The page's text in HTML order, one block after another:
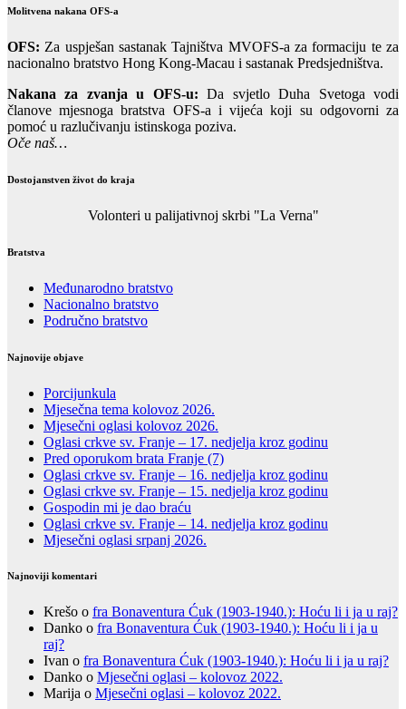
Molitvena nakana OFS-a
OFS: Za uspješan sastanak Tajništva MVOFS-a za formaciju te za
nacionalno bratstvo Hong Kong-Macau i sastanak Predsjedništva.
Nakana za zvanja u OFS-u: Da svjetlo Duha Svetoga vodi
članove mjesnoga bratstva OFS-a i vijeća koji su odgovorni za
pomoć u razlučivanju istinskoga poziva.
Oče naš…
Dostojanstven život do kraja
Volonteri u palijativnoj skrbi "La Verna"
Bratstva
Međunarodno bratstvo
Nacionalno bratstvo
Područno bratstvo
Najnovije objave
Porcijunkula
Mjesečna tema kolovoz 2026.
Mjesečni oglasi kolovoz 2026.
Oglasi crkve sv. Franje – 17. nedjelja kroz godinu
Pred oporukom brata Franje (7)
Oglasi crkve sv. Franje – 16. nedjelja kroz godinu
Oglasi crkve sv. Franje – 15. nedjelja kroz godinu
Gospodin mi je dao braću
Oglasi crkve sv. Franje – 14. nedjelja kroz godinu
Mjesečni oglasi srpanj 2026.
Najnoviji komentari
Krešo o fra Bonaventura Ćuk (1903-1940.): Hoću li i ja u raj?
Danko o fra Bonaventura Ćuk (1903-1940.): Hoću li i ja u
raj?
Ivan o fra Bonaventura Ćuk (1903-1940.): Hoću li i ja u raj?
Danko o Mjesečni oglasi – kolovoz 2022.
Marija o Mjesečni oglasi – kolovoz 2022.